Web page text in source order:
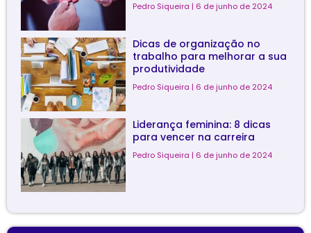
Pedro Siqueira 6 de junho de 2024
Dicas de organização no
trabalho para melhorar a sua
produtividade
Pedro Siqueira 6 de junho de 2024
Liderança feminina: 8 dicas
para vencer na carreira
Pedro Siqueira 6 de junho de 2024